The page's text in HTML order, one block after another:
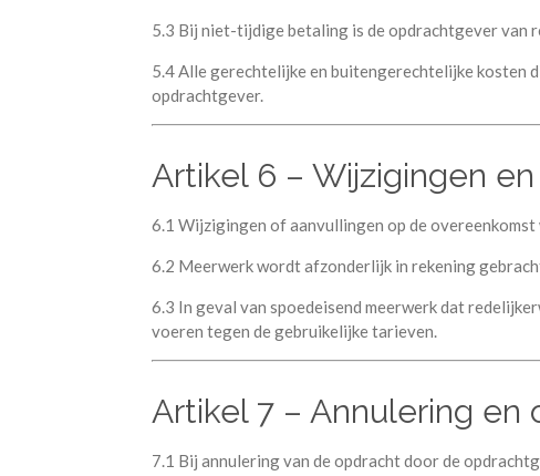
5.3 Bij niet-tijdige betaling is de opdrachtgever van
5.4 Alle gerechtelijke en buitengerechtelijke kosten
opdrachtgever.
Artikel 6 – Wijzigingen
6.1 Wijzigingen of aanvullingen op de
6.2 Meerwerk wordt afzonderlijk in rekening
6.3 In geval van spoedeisend meerwerk dat
voeren tegen de gebruikelijke tarieven.
Artikel 7 – Annulering en
7.1 Bij annulering van de opdracht door de